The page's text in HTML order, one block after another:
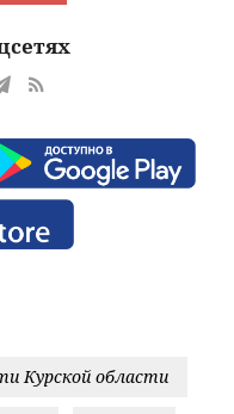
Курской области